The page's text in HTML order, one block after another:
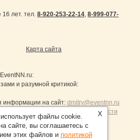
лет. тел. 8-920-253-22-14, 8-999-077-
Карта сайта
EventNN.ru:
и разумной критикой:
информации на сайт: dmitry@eventnn.ru
и политика конфиденциальности
X
файлы cookie.
сайте, вы соглашаетесь с
этих файлов и политикой